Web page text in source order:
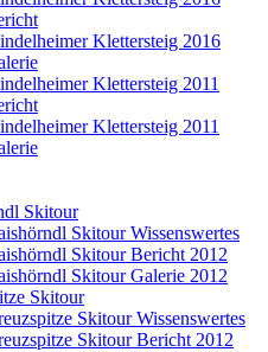
Klettersteig 2016
Klettersteig 2011
Klettersteig 2011
Skitour
Skitour Wissenswertes
Skitour Bericht 2012
Skitour Galerie 2012
Skitour
Skitour Wissenswertes
Skitour Bericht 2012